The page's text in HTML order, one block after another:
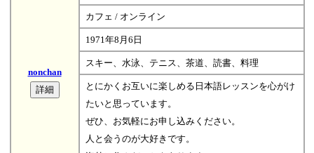
nonchan
カフェ / オンライン
1971年8月6日
スキー、水泳、テニス、茶道、読書、料理
とにかくお互いに楽しめる日本語レッスンを心がけ
たいと思っています。
ぜひ、お気軽にお申し込みください。
人と会うのが大好きです。